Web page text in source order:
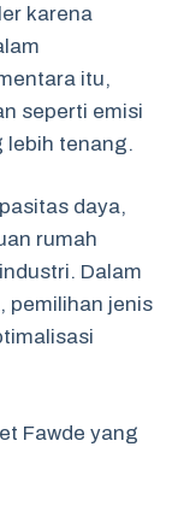
karena
itu,
seperti emisi
lebih tenang.
daya,
rumah
Dalam
pemilihan jenis
Fawde yang